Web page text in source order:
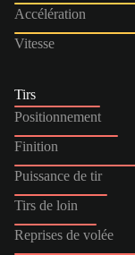
Accélération
Vitesse
Tirs
Positionnement
Finition
Puissance de tir
Tirs de loin
Reprises de volée